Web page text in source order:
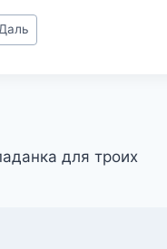
для троих